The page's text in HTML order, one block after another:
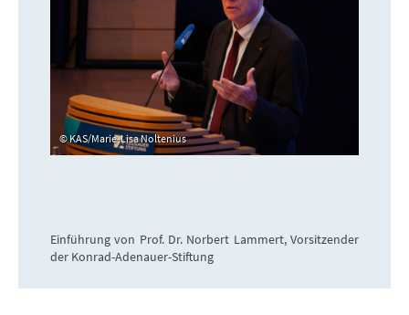
KAS/Marie-Lisa Noltenius
Einführung von Prof. Dr. Norbert Lammert, Vorsitzender
der Konrad-Adenauer-Stiftung